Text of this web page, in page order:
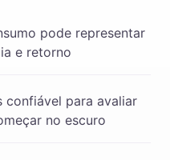
pode representar
e retorno
confiável para avaliar
no escuro